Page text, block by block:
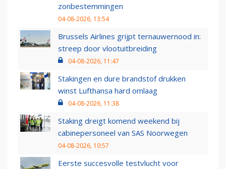
zonbestemmingen
04-08-2026, 13:54
Brussels Airlines grijpt ternauwernood in:
streep door vlootuitbreiding
04-08-2026, 11:47
Stakingen en dure brandstof drukken
winst Lufthansa hard omlaag
04-08-2026, 11:38
Staking dreigt komend weekend bij
cabinepersoneel van SAS Noorwegen
04-08-2026, 10:57
Eerste succesvolle testvlucht voor